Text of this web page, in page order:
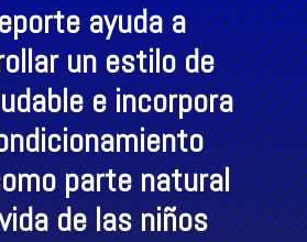
ayuda a
un estilo de
e incorpora
parte natural
de las niños